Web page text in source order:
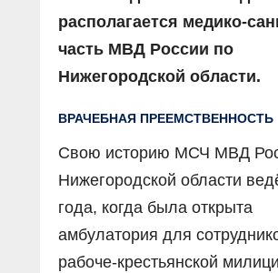
располагается медико-
часть МВД России по
Нижегородской области.
ВРАЧЕБНАЯ ПРЕЕМСТВЕННОСТЬ
Свою историю МСЧ МВД
Нижегородской области
года, когда была открыта
амбулатория для
рабоче-крестьянской